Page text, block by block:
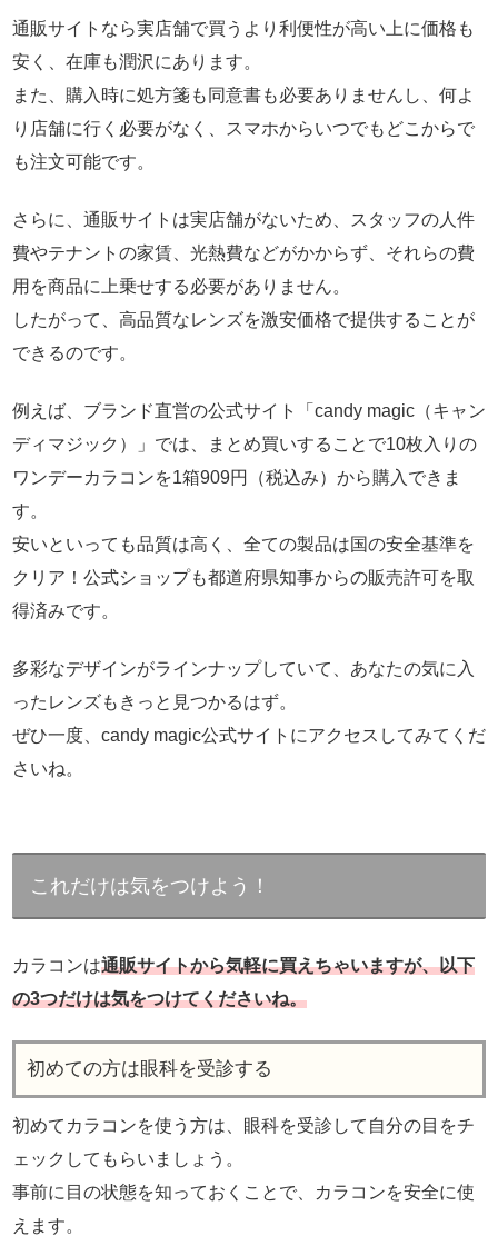
通販サイトなら実店舗で買うより利便性が高い上に価格も
安く、在庫も潤沢にあります。
また、購入時に処方箋も同意書も必要ありませんし、何よ
り店舗に行く必要がなく、スマホからいつでもどこからで
も注文可能です。
さらに、通販サイトは実店舗がないため、スタッフの人件
費やテナントの家賃、光熱費などがかからず、それらの費
用を商品に上乗せする必要がありません。
したがって、高品質なレンズを激安価格で提供することが
できるのです。
例えば、ブランド直営の公式サイト「candy magic（キャン
ディマジック）」では、まとめ買いすることで10枚入りの
ワンデーカラコンを1箱909円（税込み）から購入できま
す。
安いといっても品質は高く、全ての製品は国の安全基準を
クリア！公式ショップも都道府県知事からの販売許可を取
得済みです。
多彩なデザインがラインナップしていて、あなたの気に入
ったレンズもきっと見つかるはず。
ぜひ一度、candy magic公式サイトにアクセスしてみてくだ
さいね。
これだけは気をつけよう！
カラコンは通販サイトから気軽に買えちゃいますが、以下
の3つだけは気をつけてくださいね。
初めての方は眼科を受診する
初めてカラコンを使う方は、眼科を受診して自分の目をチ
ェックしてもらいましょう。
事前に目の状態を知っておくことで、カラコンを安全に使
えます。